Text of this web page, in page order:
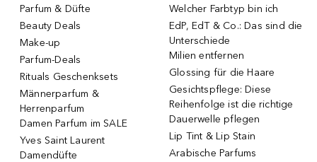
Parfum & Düfte
Beauty Deals
Make-up
Parfum-Deals
Rituals Geschenksets
Männerparfum &
Herrenparfum
Damen Parfum im SALE
Yves Saint Laurent
Damendüfte
Welcher Farbtyp bin ich
EdP, EdT & Co.: Das sind die
Unterschiede
Milien entfernen
Glossing für die Haare
Gesichtspflege: Diese
Reihenfolge ist die richtige
Dauerwelle pflegen
Lip Tint & Lip Stain
Arabische Parfums